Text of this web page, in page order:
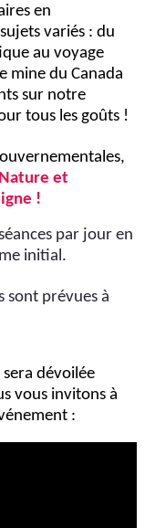
en
variés : du
au voyage
mine du Canada
sur notre
tous les goûts !
et
!
par jour en
initial.
sont prévues à
dévoilée
vous invitons à
: